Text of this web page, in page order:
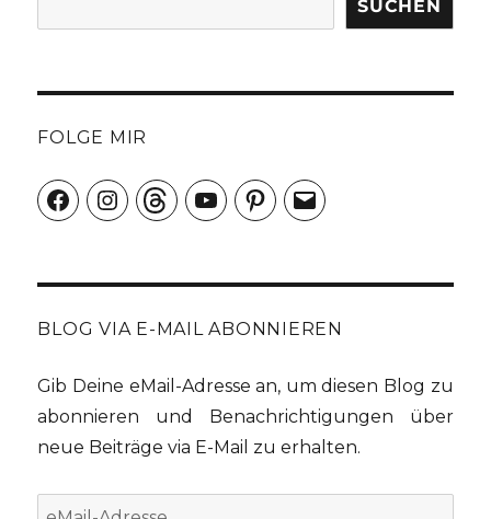
SUCHEN
FOLGE MIR
FacebookInstagramThreadsYouTubePinterest
E-
Mail
BLOG VIA E-MAIL ABONNIEREN
Gib Deine eMail-Adresse an, um diesen Blog zu
abonnieren und Benachrichtigungen über
neue Beiträge via E-Mail zu erhalten.
eMail-